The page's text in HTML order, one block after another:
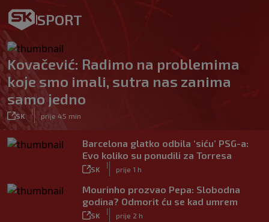
SPORT
Kovačević: Radimo na problemima
koje smo imali, sutra nas zanima
samo jedno
SK
|
prije 45 min
Barcelona glatko odbila ‘siću’ PSG-a:
Evo koliko su ponudili za Torresa
SK
|
prije 1 h
Mourinho prozvao Pepa: Slobodna
godina? Odmorit ću se kad umrem
SK
|
prije 2 h